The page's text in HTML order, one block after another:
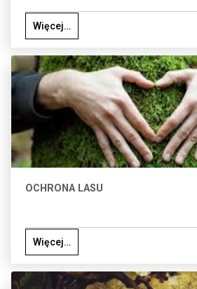
Więcej…
OCHRONA LASU
Więcej…